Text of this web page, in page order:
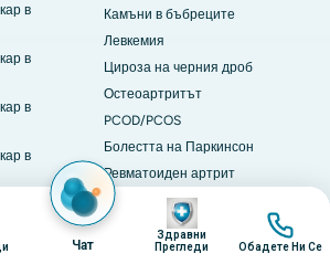
Чат
Изображение
Здравни
Прегледи
Обадете Ни Се
в
в
в
в
в
Камъни в бъбреците
Левкемия
Цироза на черния дроб
Остеоартритът
PCOD/PCOS
Болестта на Паркинсон
Ревматоиден артрит
Кожни състояния
Удар
Нарушения на щитовидната